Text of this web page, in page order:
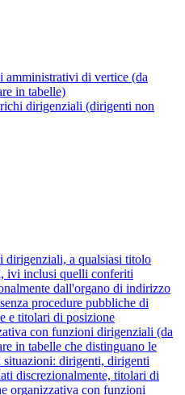
amministrativi di vertice (da
in tabelle)
dirigenziali (dirigenti non
dirigenziali, a qualsiasi titolo
ivi inclusi quelli conferiti
dall'organo di indirizzo
procedure pubbliche di
e titolari di posizione
con funzioni dirigenziali (da
in tabelle che distinguano le
situazioni: dirigenti, dirigenti
discrezionalmente, titolari di
organizzativa con funzioni